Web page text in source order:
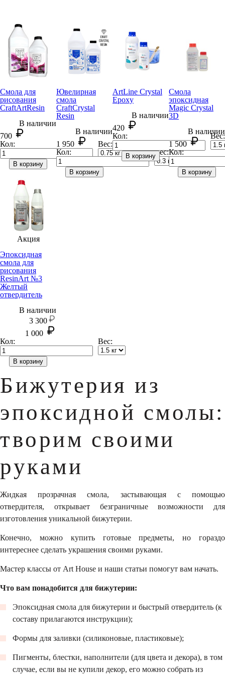
Смола для
рисования
CraftArtResin
В наличии
700
Кол:
Вес:
В корзину
Ювелирная
смола
CraftCrystal
Resin
В наличии
1 950
Кол:
Вес:
В корзину
ArtLine Crystal
Epoxy
В наличии
420
Кол:
Вес:
В корзину
Смола
эпоксидная
Magic Crystal
3D
В наличии
1 500
Кол:
В корзину
Акция
Эпоксидная
смола для
рисования
ResinArt №3
Желтый
отвердитель
В наличии
3 300
1 000
Кол:
Вес:
В корзину
Бижутерия из
эпоксидной смолы:
творим своими
руками
Жидкая прозрачная смола, застывающая с помощью
отвердителя, открывает безграничные возможности для
изготовления уникальной бижутерии.
Конечно, можно купить готовые предметы, но гораздо
интереснее сделать украшения своими руками.
Мастер классы от Art House и наши статьи помогут вам начать.
Что вам понадобится для бижутерии:
Эпоксидная смола для бижутерии и быстрый отвердитель (к
составу прилагаются инструкции);
Формы для заливки (силиконовые, пластиковые);
Пигменты, блестки, наполнители (для цвета и декора), в том
случае, если вы не купили декор, его можно собрать из